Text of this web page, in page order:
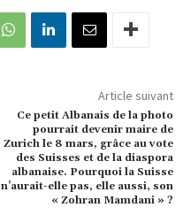
Article suivant
Ce petit Albanais de la photo
pourrait devenir maire de
Zurich le 8 mars, grâce au vote
des Suisses et de la diaspora
albanaise. Pourquoi la Suisse
n’aurait-elle pas, elle aussi, son
« Zohran Mamdani » ?